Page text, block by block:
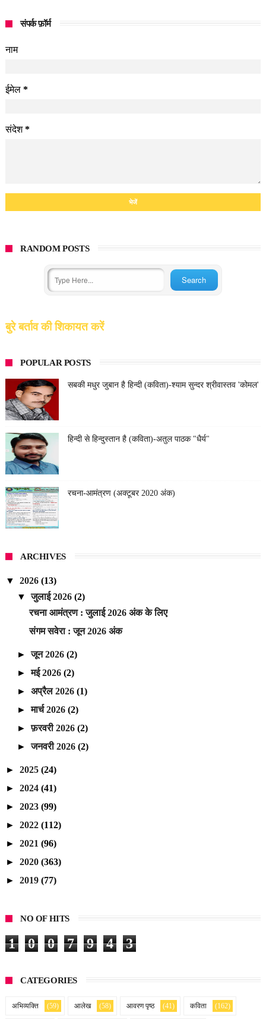
संपर्क फ़ॉर्म
नाम
ईमेल *
संदेश*
RANDOM POSTS
बुरे बर्ताव की शिकायत करें
POPULAR POSTS
सबकी मधुर जुबान है हिन्दी (कविता)-श्याम सुन्दर श्रीवास्तव 'कोमल'
हिन्दी से हिन्दुस्तान है (कविता)-अतुल पाठक "धैर्य"
रचना-आमंत्रण (अक्टूबर 2020 अंक)
ARCHIVES
▼ 2026 (13)
▼जुलाई 2026(2)
रचना आमंत्रण : जुलाई 2026 अंक के लिए
संगम सवेरा : जून 2026 अंक
►जून 2026(2)
►मई 2026(2)
►अप्रैल 2026(1)
►मार्च 2026(2)
►फ़रवरी 2026(2)
►जनवरी 2026(2)
► 2025 (24)
► 2024 (41)
► 2023 (99)
► 2022 (112)
► 2021 (96)
► 2020 (363)
► 2019 (77)
NO OF HITS
1 0 0 7 9 4 3
CATEGORIES
अभिव्यक्ति (59) आलेख (58) आवरण पृष्ठ (41) कविता (162)